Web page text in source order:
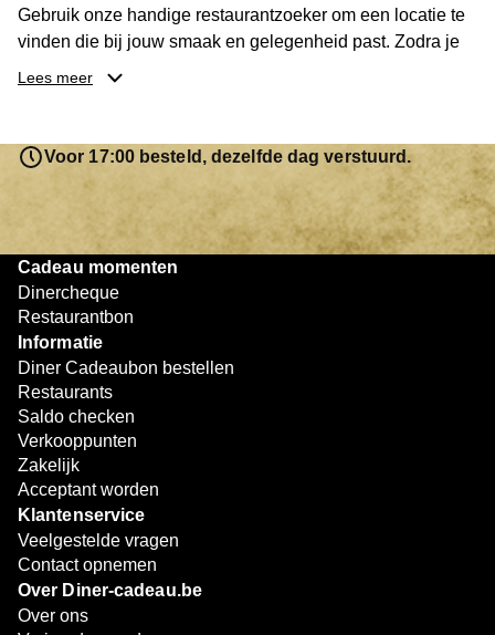
Gebruik onze handige restaurantzoeker om een locatie te
vinden die bij jouw smaak en gelegenheid past. Zodra je
je keuze hebt gemaakt, kun je eenvoudig reserveren en na
resterende bedrag blijft gewoon op de bon staan en kan
later worden gebruikt. Zo geniet je keer op keer van
bijzondere eetmomenten.
Lees meer
Voor 17:00 besteld, dezelfde dag verstuurd.
Cadeau momenten
Dinercheque
Restaurantbon
Informatie
Diner Cadeaubon bestellen
Restaurants
Saldo checken
Verkooppunten
Zakelijk
Acceptant worden
Klantenservice
Veelgestelde vragen
Contact opnemen
Over Diner-cadeau.be
Over ons